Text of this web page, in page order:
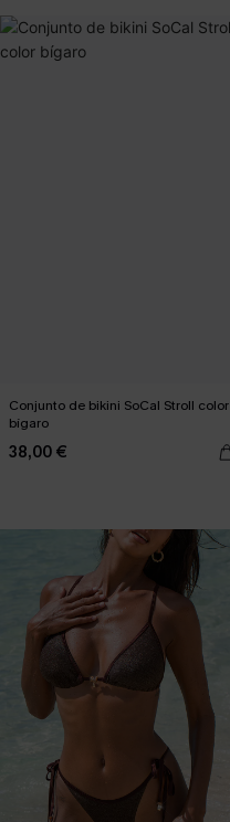
Conjunto de bikini SoCal Stroll color
bígaro
38,00 €